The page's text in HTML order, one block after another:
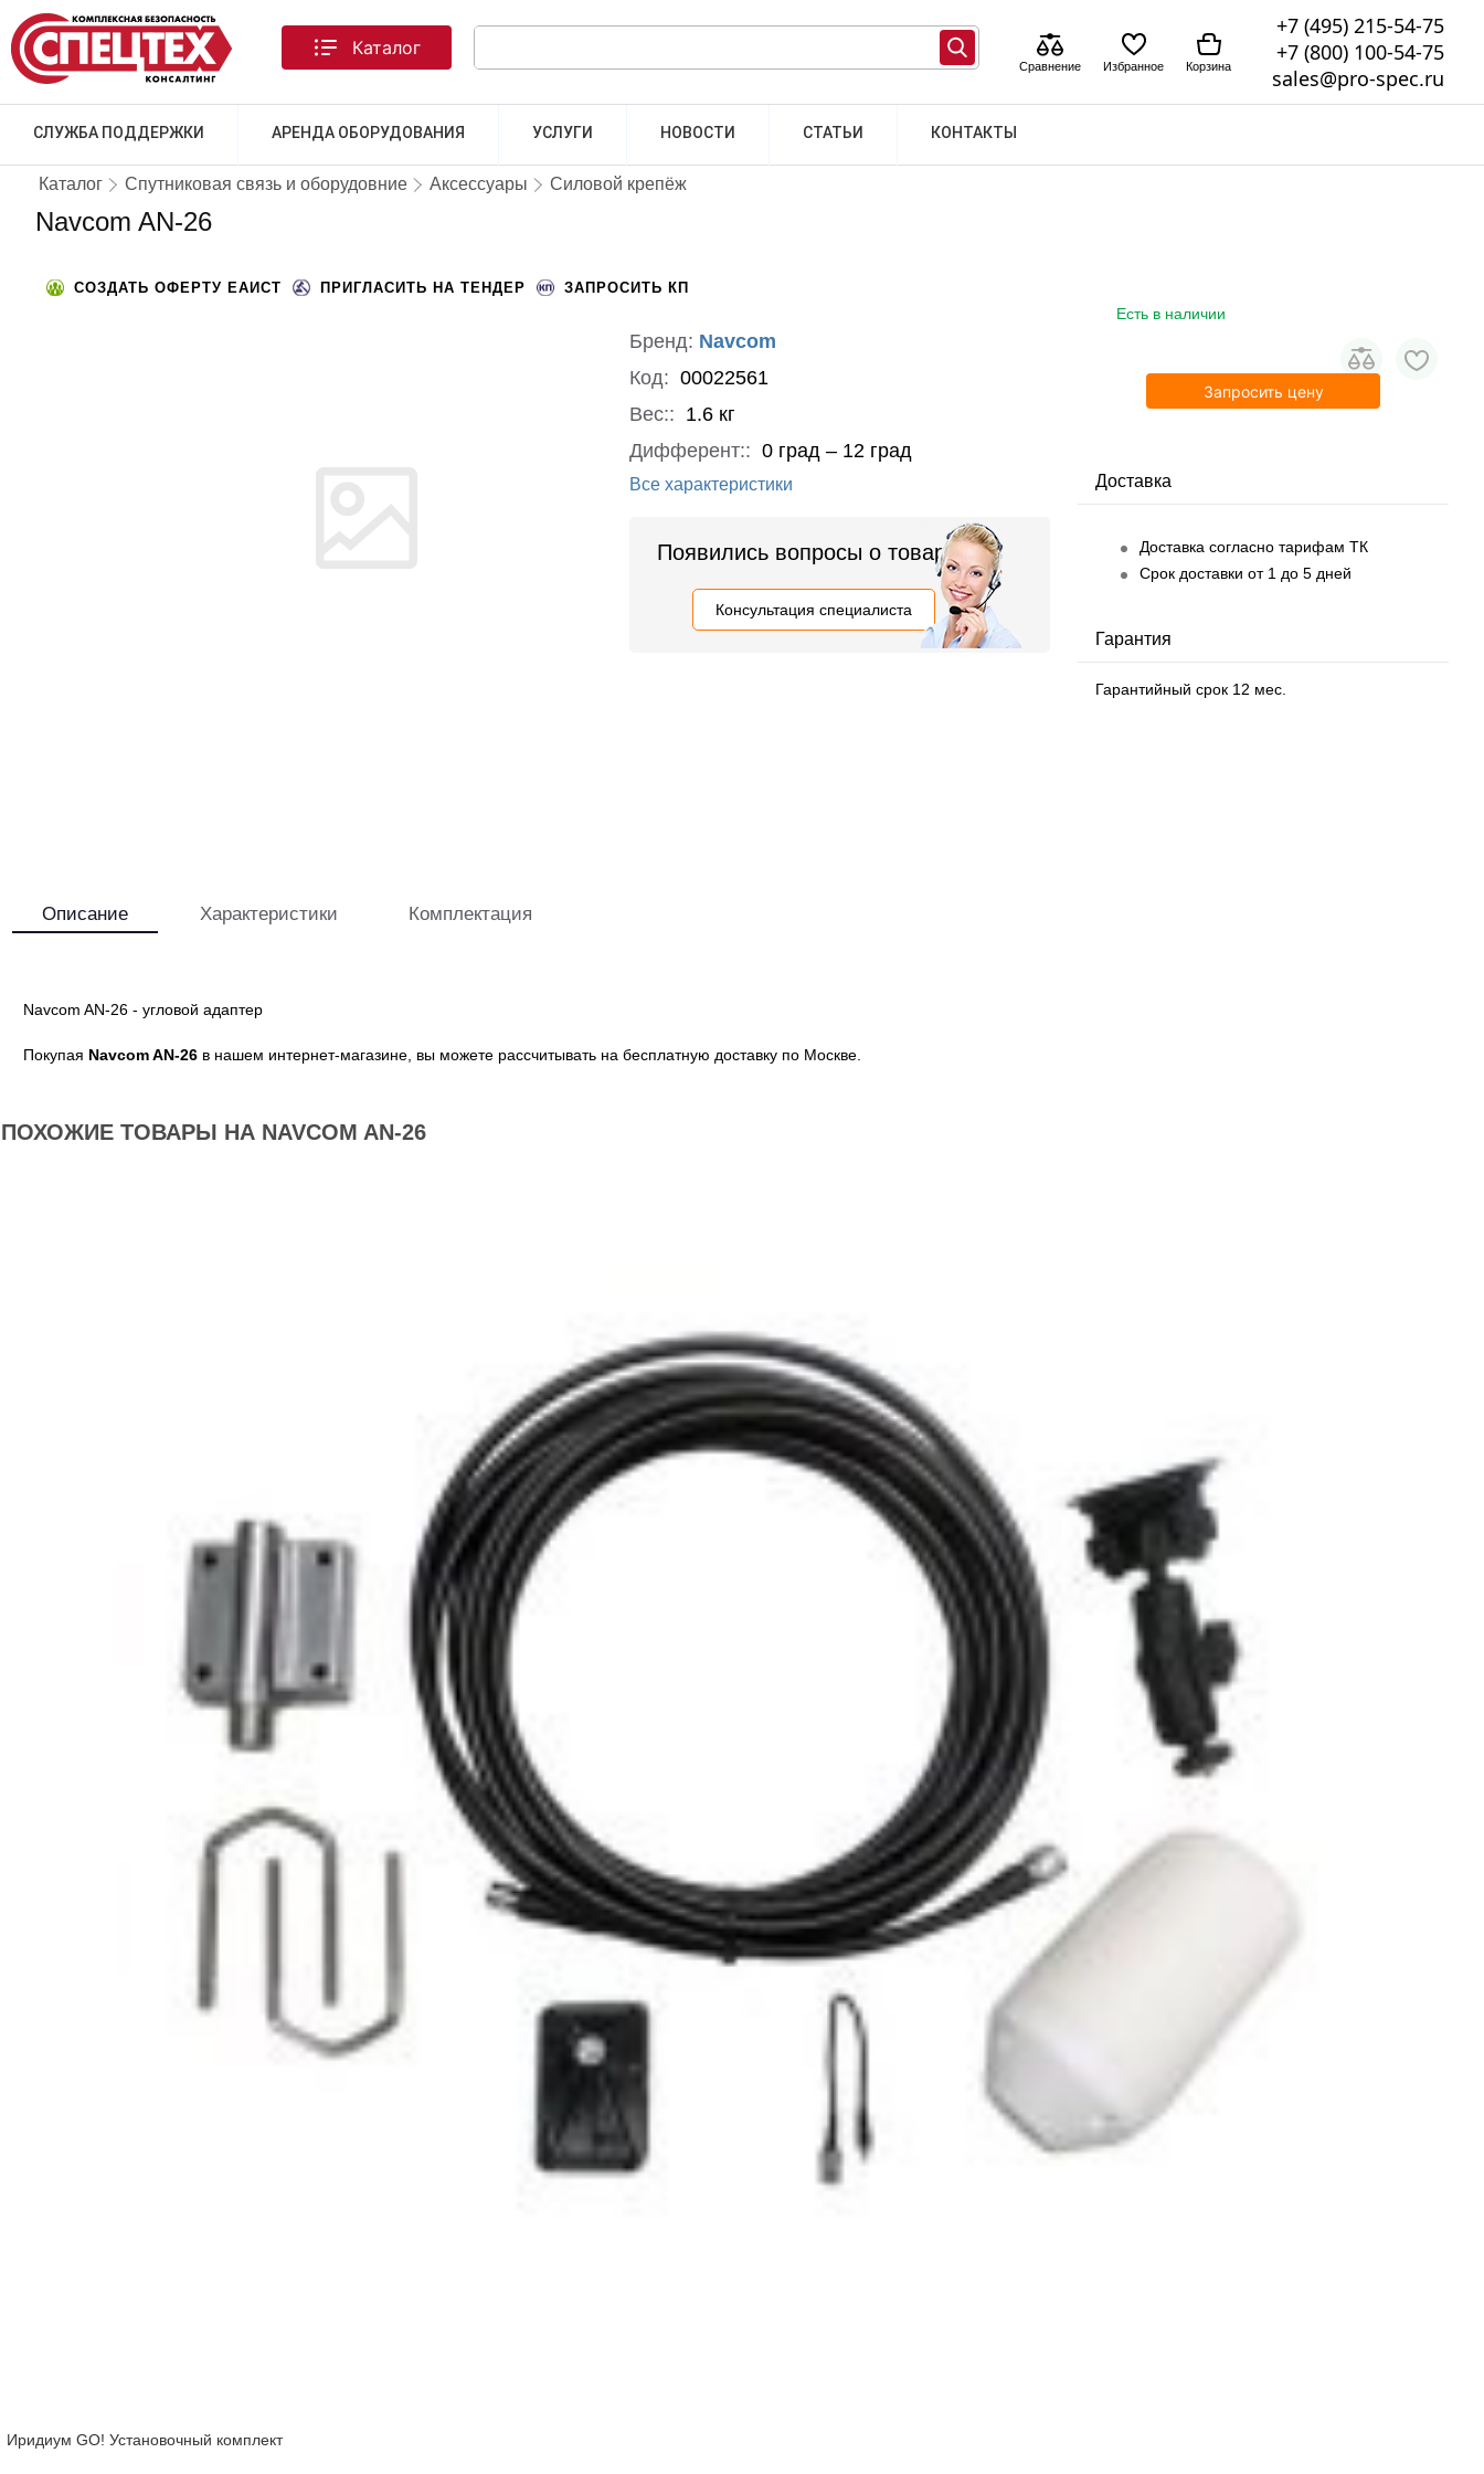
СЛУЖБА ПОДДЕРЖКИ АРЕНДА ОБОРУДОВАНИЯ УСЛУГИ НОВОСТИ СТАТЬИ КОНТАКТЫ
Каталог
Сравнение Избранное Корзина
+7 (495) 215-54-75
+7 (800) 100-54-75
sales@pro-spec.ru
Каталог Спутниковая связь и оборудовние Аксессуары Силовой крепёж
Navcom AN-26
СОЗДАТЬ ОФЕРТУ ЕАИСТ ПРИГЛАСИТЬ НА ТЕНДЕР ЗАПРОСИТЬ КП
Есть в наличии
Бренд: Navcom
Код: 00022561
Вес:: 1.6 кг
Дифферент:: 0 град – 12 град
Все характеристики
Появились вопросы о товаре?
Консультация специалиста
Запросить цену
Доставка
Доставка согласно тарифам ТК
Срок доставки от 1 до 5 дней
Гарантия
Гарантийный срок 12 мес.
Описание
Navcom AN-26 - угловой адаптер
Покупая Navcom AN-26 в нашем интернет-магазине, вы можете рассчитывать на бесплатную доставку по Москве.
Характеристики Комплектация
ПОХОЖИЕ ТОВАРЫ НА NAVCOM AN-26
Иридиум GO! Установочный комплект